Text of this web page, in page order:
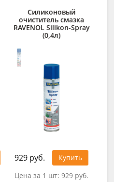
Силиконовый
очиститель смазка
RAVENOL Silikon-Spray
(0,4л)
929 руб.
Купить
Цена за 1 шт: 929 руб.